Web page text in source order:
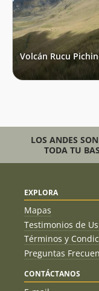
Volcán Rucu
LOS ANDES
TODA TU
EXPLORA
Mapas
Testimonios de
Términos y
Preguntas
CONTÁCTANOS